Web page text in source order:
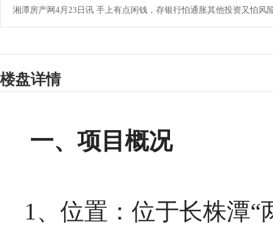
楼盘详情
一、项目概况
1、位置：位于长株潭“